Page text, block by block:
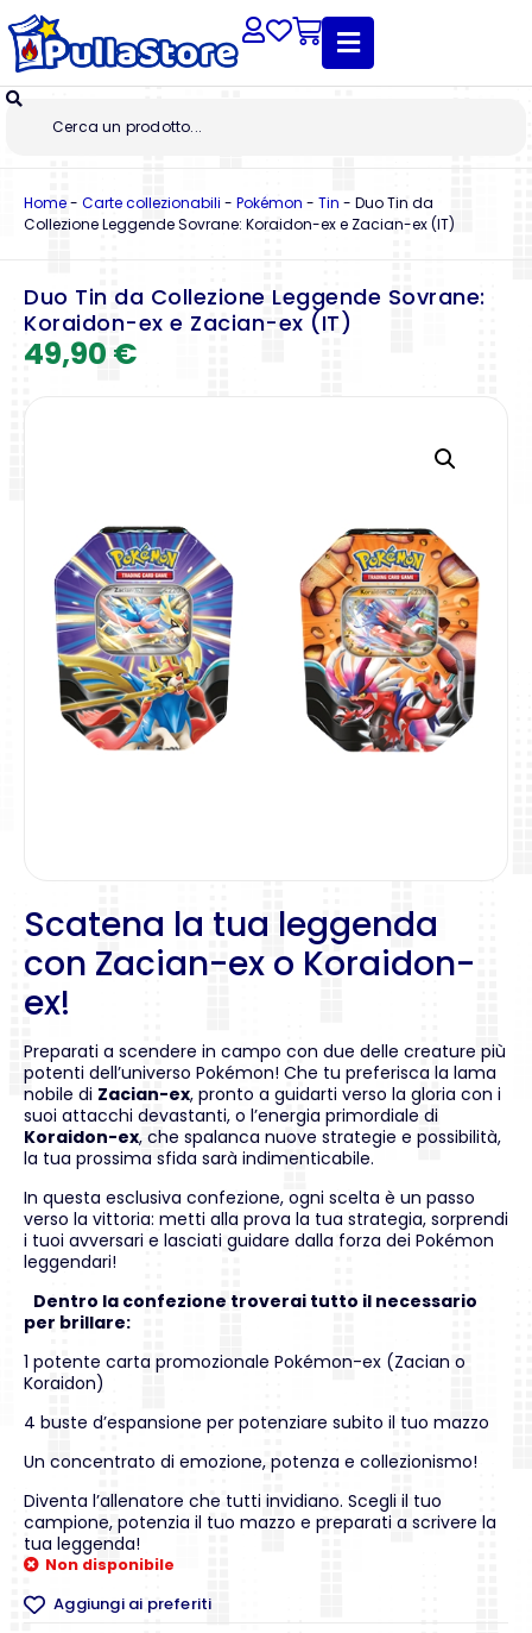
Home- Carte collezionabili - Pokémon - Tin - Duo Tin da
Collezione Leggende Sovrane: Koraidon-ex e Zacian-ex (IT)
Duo Tin da Collezione Leggende Sovrane:
Koraidon-ex e Zacian-ex (IT)
49,90 €
Scatena la tua leggenda
con Zacian-ex o Koraidon-
ex!
Preparati a scendere in campo con due delle creature più
potenti dell’universo Pokémon! Che tu preferisca la lama
nobile di Zacian-ex, pronto a guidarti verso la gloria con i
suoi attacchi devastanti, o l’energia primordiale di
Koraidon-ex, che spalanca nuove strategie e possibilità,
la tua prossima sfida sarà indimenticabile.
In questa esclusiva confezione, ogni scelta è un passo
verso la vittoria: metti alla prova la tua strategia, sorprendi
i tuoi avversari e lasciati guidare dalla forza dei Pokémon
leggendari!
Dentro la confezione troverai tutto il necessario
per brillare:
1 potente carta promozionale Pokémon-ex (Zacian o
Koraidon)
4 buste d’espansione per potenziare subito il tuo mazzo
Un concentrato di emozione, potenza e collezionismo!
Diventa l’allenatore che tutti invidiano. Scegli il tuo
campione, potenzia il tuo mazzo e preparati a scrivere la
tua leggenda!
Non disponibile
Aggiungi ai preferiti